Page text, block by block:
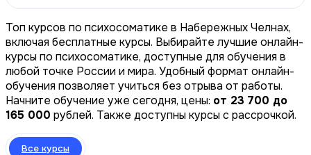
Топ курсов по психосоматике в Набережных Челнах,
включая бесплатные курсы. Выбирайте лучшие онлайн-
курсы по психосоматике, доступные для обучения в
любой точке России и мира. Удобный формат онлайн-
обучения позволяет учиться без отрыва от работы.
Начните обучение уже сегодня, цены: от 23 700 до
165 000 рублей. Также доступны курсы с рассрочкой.
Все курсы